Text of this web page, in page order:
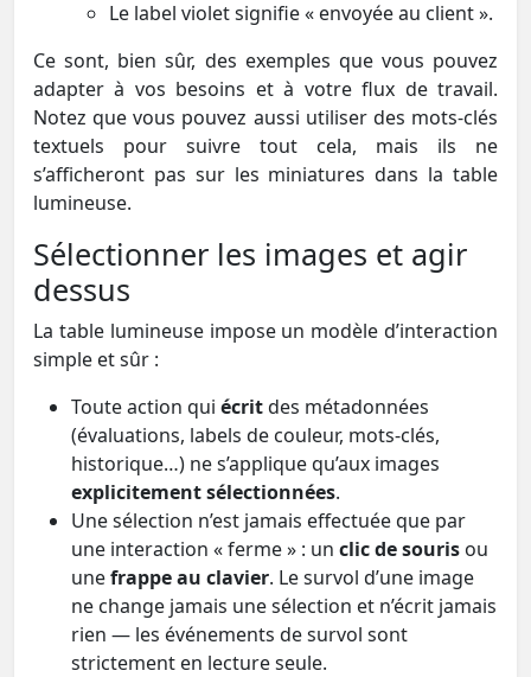
Le label violet signifie « envoyée au client ».
Ce sont, bien sûr, des exemples que vous pouvez
adapter à vos besoins et à votre flux de travail.
Notez que vous pouvez aussi utiliser des mots-clés
textuels pour suivre tout cela, mais ils ne
s’afficheront pas sur les miniatures dans la table
lumineuse.
Sélectionner les images et agir
dessus
La table lumineuse impose un modèle d’interaction
simple et sûr :
Toute action qui écritdes métadonnées
(évaluations, labels de couleur, mots-clés,
historique…) ne s’applique qu’aux images
explicitement sélectionnées.
Une sélection n’est jamais effectuée que par
une interaction « ferme » : un clic de souris ou
unefrappe au clavier. Le survol d’une image
ne change jamais une sélection et n’écrit jamais
rien — les événements de survol sont
strictement en lecture seule.